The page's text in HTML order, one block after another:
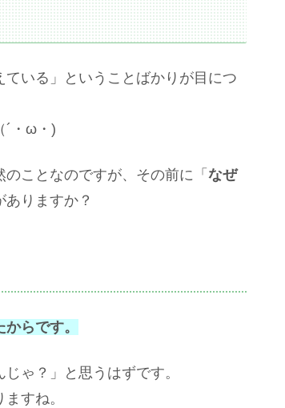
いる」ということばかりが目につ
´・ω・)
ことなのですが、その前に「 なぜ
ありますか？
らです。
ゃ？」と思うはずです。
すね。